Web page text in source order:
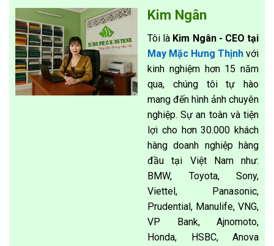
Kim Ngân
Tôi là Kim Ngân - CEO tại
May Mặc Hưng Thịnh với
kinh nghiệm hơn 15 năm
qua, chúng tôi tự hào
mang đến hình ảnh chuyên
nghiệp. Sự an toàn và tiện
lợi cho hơn 30.000 khách
hàng doanh nghiệp hàng
đầu tại Việt Nam như:
BMW, Toyota, Sony,
Viettel, Panasonic,
Prudential, Manulife, VNG,
VP Bank, Ajnomoto,
Honda, HSBC, Anova